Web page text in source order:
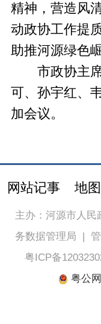
精神，营造风
动政协工作提
助推河源绿色
市政协主席
可、孙宇红、
加会议。
网站记事 地
主办：河源市人民
务数据管理局 |
粤ICP备
粤公